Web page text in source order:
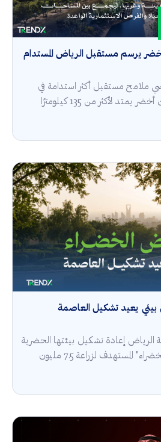
أخضر يرسم مستقبل الرياض المستدام
ملامح مستقبل أكثر استدامة في
مدينة الرياض، عبر شريان أخضر يمتد لأكثر من 135 كيلومترًا
بيئي يعيد تشكيل العاصمة
الرياض إعادة تشكيل بيئتها الحضرية
ضمن مشروع "الرياض الخضراء" المستهدف لزراعة 7.5 مليون